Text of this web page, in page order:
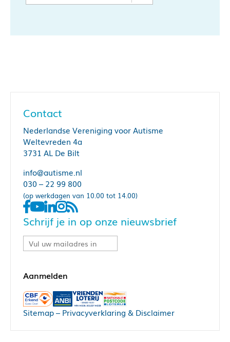
Contact
Nederlandse Vereniging voor Autisme
Weltevreden 4a
3731 AL De Bilt
info@autisme.nl
030 – 22 99 800
(op werkdagen van 10.00 tot 14.00)
Schrijf je in op onze nieuwsbrief
Sitemap– Privacyverklaring & Disclaimer